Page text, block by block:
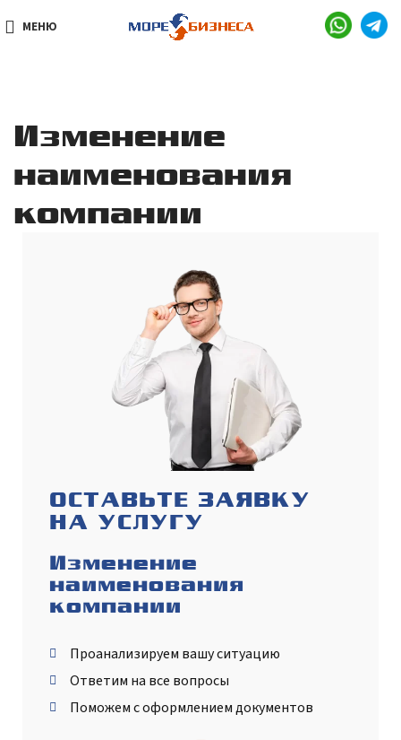
МЕНЮ
Изменение
наименования
компании
ОСТАВЬТЕ ЗАЯВКУ
НА УСЛУГУ
Изменение
наименования
компании
Проанализируем вашу ситуацию
Ответим на все вопросы
Поможем с оформлением документов